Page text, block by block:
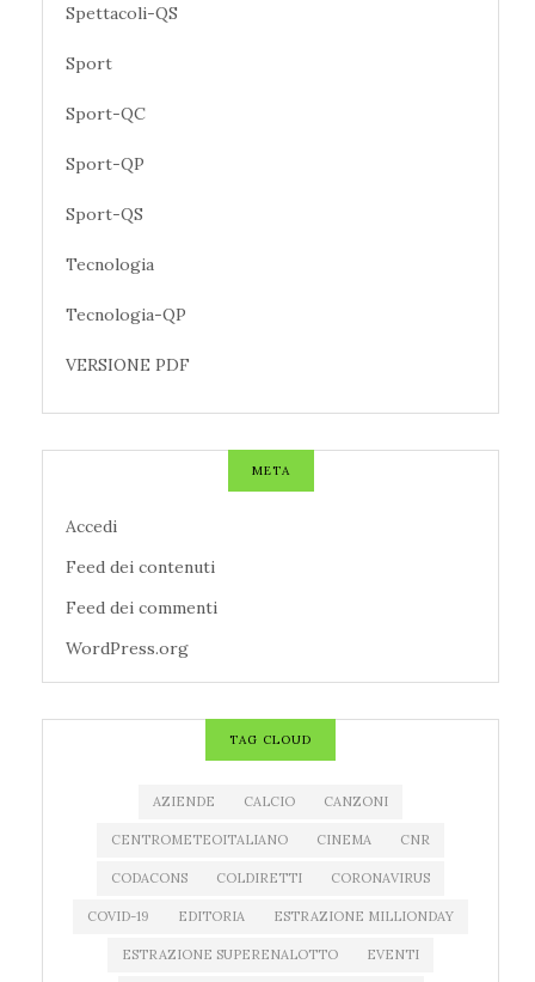
Spettacoli-QS
Sport
Sport-QC
Sport-QP
Sport-QS
Tecnologia
Tecnologia-QP
VERSIONE PDF
META
Accedi
Feed dei contenuti
Feed dei commenti
WordPress.org
TAG CLOUD
AZIENDE CALCIO CANZONI
CENTROMETEOITALIANO CINEMA CNR
CODACONS COLDIRETTI CORONAVIRUS
COVID-19 EDITORIA ESTRAZIONE MILLIONDAY
ESTRAZIONE SUPERENALOTTO EVENTI